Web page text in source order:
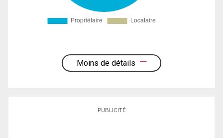
Moins de détails
PUBLICITÉ